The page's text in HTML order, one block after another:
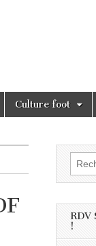
Culture foot
RDV
!